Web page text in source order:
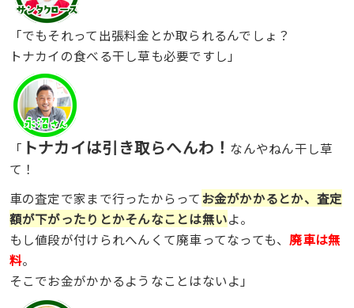
「でもそれって出張料金とか取られるんでしょ？
トナカイの食べる干し草も必要ですし」
「 トナカイは引き取らへんわ！ なんやねん干し草
て！
車の査定で家まで行ったからってお金がかかるとか、査定
額が下がったりとかそんなことは無いよ。
もし値段が付けられへんくて廃車ってなっても、 廃車は無
料。
そこでお金がかかるようなことはないよ」